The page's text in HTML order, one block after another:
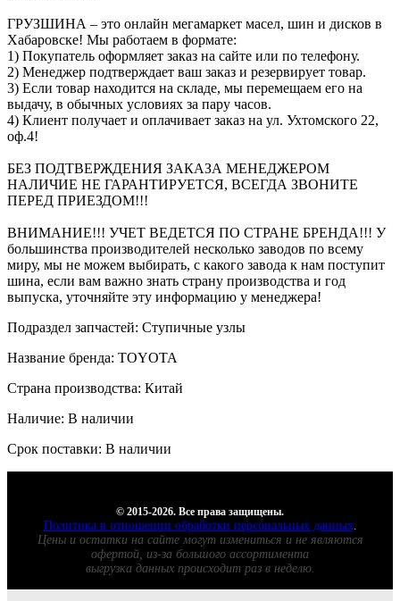
ГРУЗШИНА – это онлайн мегамаркет масел, шин и дисков в
Хабаровске! Мы работаем в формате:
1) Покупатель оформляет заказ на сайте или по телефону.
2) Менеджер подтверждает ваш заказ и резервирует товар.
3) Если товар находится на складе, мы перемещаем его на
выдачу, в обычных условиях за пару часов.
4) Клиент получает и оплачивает заказ на ул. Ухтомского 22,
оф.4!
БЕЗ ПОДТВЕРЖДЕНИЯ ЗАКАЗА МЕНЕДЖЕРОМ
НАЛИЧИЕ НЕ ГАРАНТИРУЕТСЯ, ВСЕГДА ЗВОНИТЕ
ПЕРЕД ПРИЕЗДОМ!!!
ВНИМАНИЕ!!! УЧЕТ ВЕДЕТСЯ ПО СТРАНЕ БРЕНДА!!! У
большинства производителей несколько заводов по всему
миру, мы не можем выбирать, с какого завода к нам поступит
шина, если вам важно знать страну производства и год
выпуска, уточняйте эту информацию у менеджера!
Подраздел запчастей: Ступичные узлы
Название бренда: TOYOTA
Страна производства: Китай
Наличие: В наличии
Срок поставки: В наличии
© 2015-2026. Все права защищены.
Политика в отношении обработки персональных данных.
Цены и остатки на сайте могут измениться и не являются
офертой, из-за большого ассортимента
выгрузка данных происходит раз в неделю.